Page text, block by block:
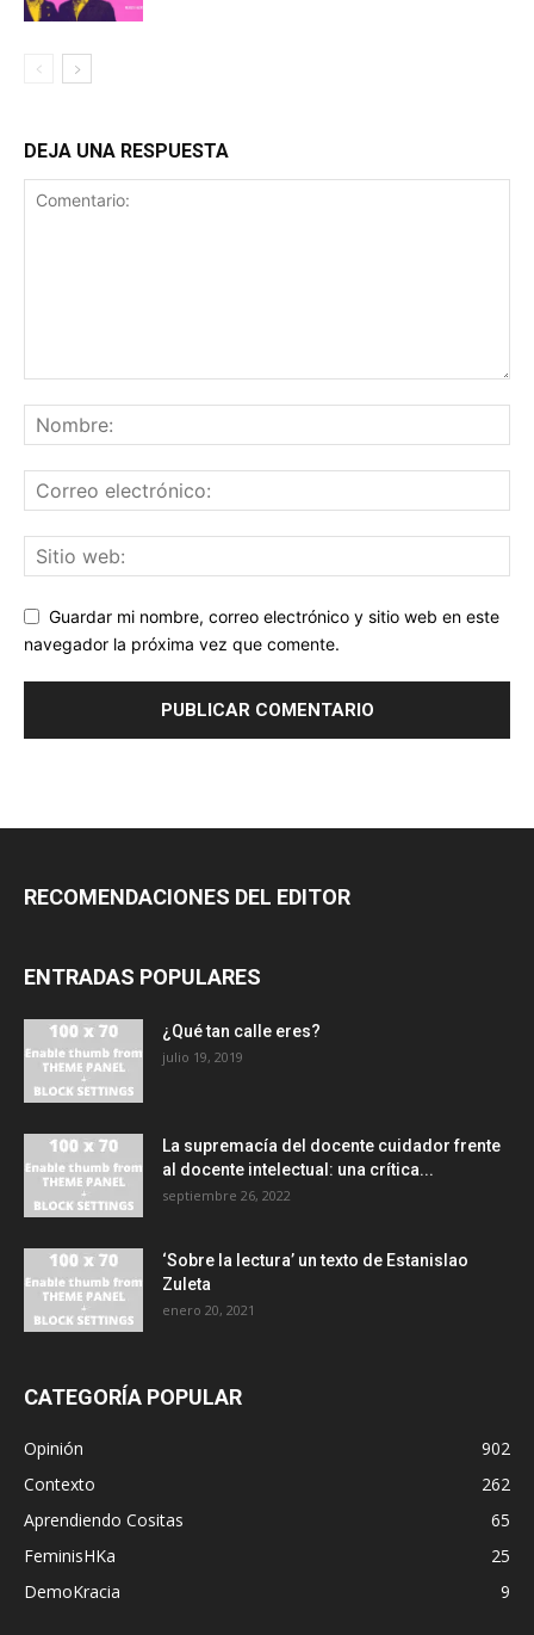
DEJA UNA RESPUESTA
Guardar mi nombre, correo electrónico y sitio web en este
navegador la próxima vez que comente.
RECOMENDACIONES DEL EDITOR
ENTRADAS POPULARES
¿Qué tan calle eres?
julio 19, 2019
La supremacía del docente cuidador frente
al docente intelectual: una crítica...
septiembre 26, 2022
‘Sobre la lectura’ un texto de Estanislao
Zuleta
enero 20, 2021
CATEGORÍA POPULAR
Opinión
902
Contexto
262
Aprendiendo Cositas
65
FeminisHKa
25
DemoKracia
9